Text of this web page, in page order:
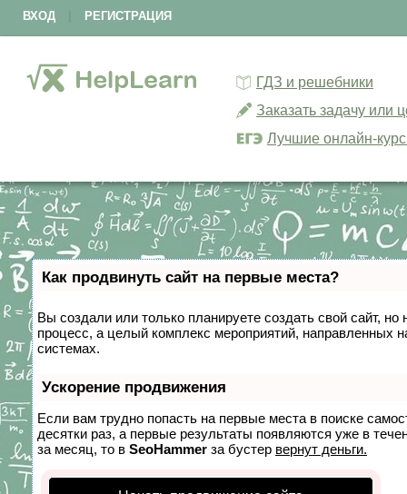
ВХОД РЕГИСТРАЦИЯ
ГДЗ и решебники
Заказать задачу или
Лучшие онлайн-
Как продвинуть сайт на первые места?
Вы создали или только планируете создать свой сайт,
процесс, а целый комплекс мероприятий, направленных
системах.
Ускорение продвижения
Если вам трудно попасть на первые места в поиске
десятки раз, а первые результаты появляются уже в
за месяц, то в SeoHammer за бустер вернут деньги.